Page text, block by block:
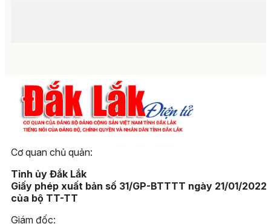
Cơ quan chủ quản:
Tỉnh ủy Đắk Lắk
Giấy phép xuất bản số 31/GP-BTTTT ngày 21/01/2022
của bộ TT-TT
Giám đốc: